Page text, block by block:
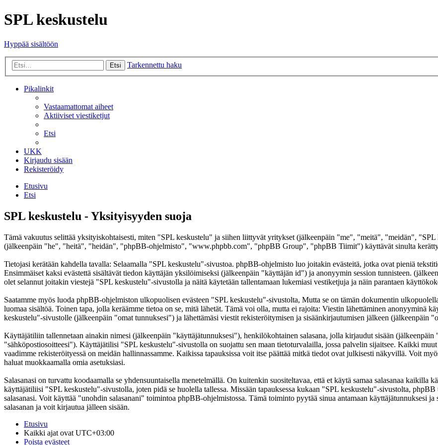
SPL keskustelu
Hyppää sisältöön
Etsi Tarkennettu haku
Pikalinkit
Vastaamattomat aiheet
Aktiiviset viestiketjut
Etsi
UKK
Kirjaudu sisään
Rekisteröidy
Etusivu
Etsi
SPL keskustelu - Yksityisyyden suoja
Tämä vakuutus selittää yksityiskohtaisesti, miten "SPL keskustelu" ja siihen liittyvät yritykset (jälkeenpäin "me", "meitä", "meidän",
(jälkeenpäin "he", "heitä", "heidän", "phpBB-ohjelmisto", "www.phpbb.com", "phpBB Group", "phpBB Tiimit") käyttävät sinulta
Tietojasi kerätään kahdella tavalla: Selaamalla "SPL keskustelu"-sivustoa. phpBB-ohjelmisto luo joitakin evästeitä, jotka ovat pieniä
Ensimmäiset kaksi evästettä sisältävät tiedon käyttäjän yksilöimiseksi (jälkeenpäin "käyttäjän id") ja anonyymin session tunnisteen.
olet selannut joitakin viestejä "SPL keskustelu"-sivustolla ja näitä käytetään tallentamaan lukemiasi vestiketjuja ja näin parantaen
Saatamme myös luoda phpBB-ohjelmiston ulkopuolisen evästeen "SPL keskustelu"-sivustolta, Mutta se on tämän dokumentin
luomaa sisältöä. Toinen tapa, jolla keräämme tietoa on se, mitä lähetät. Tämä voi olla, mutta ei rajoita: Viestin lähettäminen anonyyminä
keskustelu"-sivustolle (jälkeenpäin "omat tunnuksesi") ja lähettämäsi viestit rekisteröitymisen ja sisäänkirjautumisen jälkeen (jälkeenpäin
Käyttäjätiliin tallennetaan ainakin nimesi (jälkeenpäin "käyttäjätunnuksesi"), henkilökohtainen salasana, jolla kirjaudut sisään
"sähköpostiosoitteesi"). Käyttäjätilisi "SPL keskustelu"-sivustolla on suojattu sen maan tietoturvalailla, jossa palvelin sijaitsee. Kaikki
vaadimme rekisteröityessä on meidän hallinnassamme. Kaikissa tapauksissa voit itse päättää mitkä tiedot ovat julkisesti näkyvillä. Voit
haluat muokkaamalla omia asetuksiasi.
Salasanasi on turvattu koodaamalla se yhdensuuntaisella menetelmällä. On kuitenkin suositeltavaa, että et käytä samaa salasanaa kaikilla
käyttäjätiliisi "SPL keskustelu"-sivustolla, joten pidä se huolella tallessa. Missään tapauksessa kukaan "SPL keskustelu"-sivustolta,
salasanasi. Voit käyttää "unohdin salasanani" toimintoa phpBB-ohjelmistossa. Tämä toiminto pyytää sinua antamaan käyttäjätunnuksesi
salasanan ja voit kirjautua jälleen sisään.
Etusivu
Kaikki ajat ovat UTC+03:00
Poista evästeet